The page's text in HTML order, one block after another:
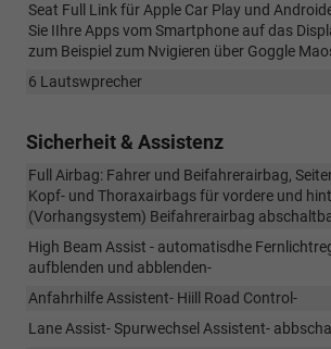
Seat Full Link für Apple Car Play und
Sie IIhre Apps vom Smartphone auf das
zum Beispiel zum Nvigieren über Goggle
6 Lautswprecher
Sicherheit & Assistenz
Full Airbag: Fahrer und Beifahrerairbag,
Kopf- und Thoraxairbags für vordere und
(Vorhangsystem) Beifahrerairbag
High Beam Assist - automatisdhe
aufblenden und abblenden-
Anfahrhilfe Assistent- Hiill Road Control-
Lane Assist- Spurwechsel Assistent-